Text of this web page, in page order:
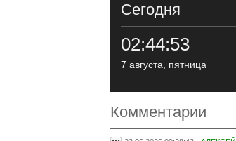
Сегодня
02:44:53
7 августа, пятница
Комментарии